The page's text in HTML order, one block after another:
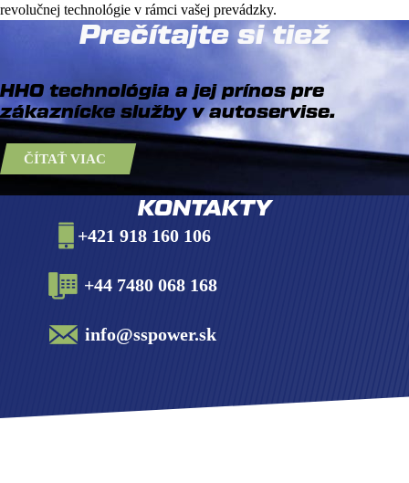
revolučnej technológie v rámci vašej prevádzky.
Prečítajte si tiež
HHO technológia a jej prínos pre
zákaznícke služby v autoservise.
ČÍTAŤ VIAC
KONTAKTY
+421 918 160 106
+44 7480 068 168
info@sspower.sk